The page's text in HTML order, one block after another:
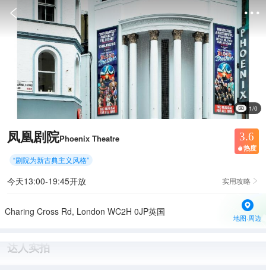
 
1/0
凤凰剧院Phoenix Theatre 3.6
 热度
“剧院为新古典主义风格”
今天13:00-19:45开放 实用攻略 
Charing Cross Rd, London WC2H 0JP英国
地图·周边
达人实拍